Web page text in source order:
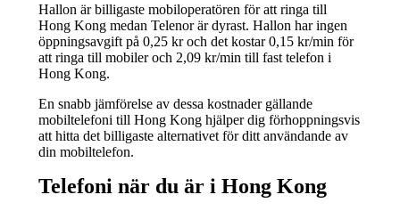
Hallon är billigaste mobiloperatören för att ringa till
Hong Kong medan Telenor är dyrast. Hallon har ingen
öppningsavgift på 0,25 kr och det kostar 0,15 kr/min för
att ringa till mobiler och 2,09 kr/min till fast telefon i
Hong Kong.
En snabb jämförelse av dessa kostnader gällande
mobiltelefoni till Hong Kong hjälper dig förhoppningsvis
att hitta det billigaste alternativet för ditt användande av
din mobiltelefon.
Telefoni när du är i Hong Kong